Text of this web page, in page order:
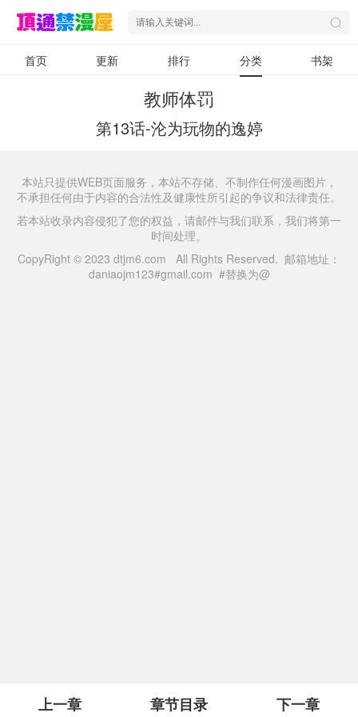
首页 更新 排行 分类 书架
教师体罚
第13话-沦为玩物的逸婷
上一章 章节目录 下一章
本站只提供WEB页面服务，本站不存储、不制作任何漫画图片，
不承担任何由于内容的合法性及健康性所引起的争议和法律责任。
若本站收录内容侵犯了您的权益，请邮件与我们联系，我们将第一
时间处理。
CopyRight © 2023 dtjm6.com All Rights Reserved. 邮箱地址：
daniaojm123#gmail.com #替换为@